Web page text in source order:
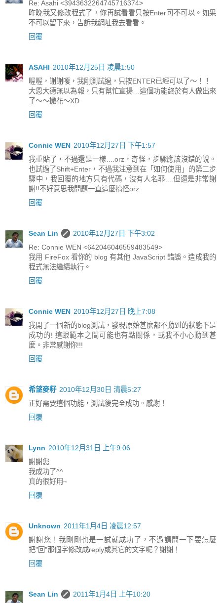
Re: Asahi <3943632264745716374>
昨晚我又修改程式了，你再試看看只按Enter可不可以。如果
不可以留下來，告訴我網址我去看看。
回覆
ASAHI 2010年12月25日 凌晨1:50
喔喔，謝謝嗄，我剛測試過，只按ENTER已經可以了～！！
大恩大德無以為報，只有幫忙宣揚…這個功能終於有人做出來
了～～撒花～XD
回覆
Connie WEN 2010年12月27日 下午1:57
我重貼了，不過還是一樣....orz，奇怪，步驟應該沒錯的說。
也試過了Shift+Enter，不過我注意到在「如何使用」的第二步
驟中，我回覆的地方只有代碼，沒有人名耶....但還是非常謝
謝!!不好意思我問題一直這麼搞怪orz
回覆
Sean Lin
2010年12月27日 下午3:02
Re: Connie WEN <642046046559483549>
我用 FireFox 看你的 blog 有其他 JavaScript 錯誤。造成我的
程式無法繼續執行。
回覆
Connie WEN 2010年12月27日 晚上7:08
我開了一個新的blog測試，發現原始甚麼都不動到的狀態下是
成功的! 這跟範本之間可能也有點關係，或我不小心動到甚
麼。非常感謝你!!!
回覆
希望麥籽 2010年12月30日 清晨5:27
正好需要這個功能，測試後完全成功。感謝！
回覆
Lynn 2010年12月31日 上午9:06
謝謝您
我成功了^^
真的很好用~
回覆
Unknown 2011年1月4日 凌晨12:57
謝謝您！我剛剛也是一試就成功了，不過請問一下要怎麼
把"回"那個字修改成reply或其它的文字呢？謝謝！
回覆
Sean Lin
2011年1月4日 上午10:20